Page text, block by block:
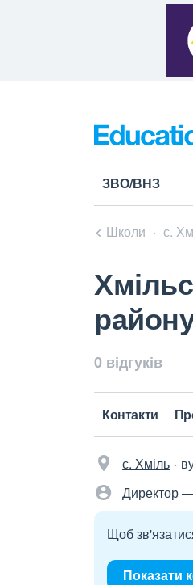
ЗВО/ВНЗ
Школи с.
0 відгуків
Контакти
с. Хміль
Директор —
Щоб
Показати